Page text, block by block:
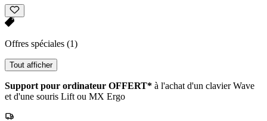
Offres spéciales (1)
Tout afficher
Support pour ordinateur OFFERT* à l'achat d'un clavier Wave
et d'une souris Lift ou MX Ergo